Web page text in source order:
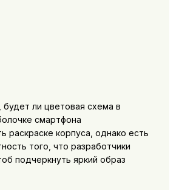
ли цветовая схема в
смартфона
раскраске корпуса, однако есть
того, что разработчики
подчеркнуть яркий образ